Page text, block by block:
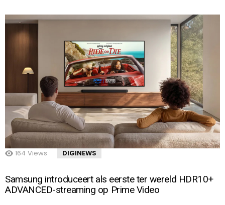
164 Views DIGINEWS
Samsung introduceert als eerste ter wereld HDR10+
ADVANCED-streaming op Prime Video